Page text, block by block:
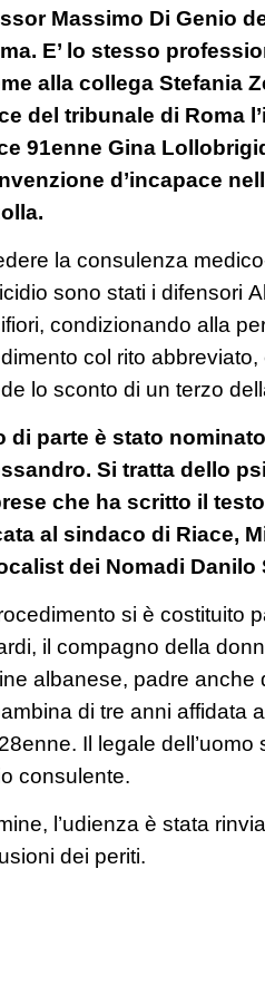
Massimo Di Genio
E’ lo stesso
alla collega Stefania
del tribunale di Roma
91enne Gina
d’incapace
la consulenza
sono stati i difensori
condizionando alla
col rito
lo sconto di un terzo
di parte è stato
Si tratta dello
che ha scritto il
al sindaco di Riace,
dei Nomadi Danilo
si è costituito
il compagno della
albanese, padre
di tre anni affidata
Il legale
consulente.
l’udienza è stata
dei periti.